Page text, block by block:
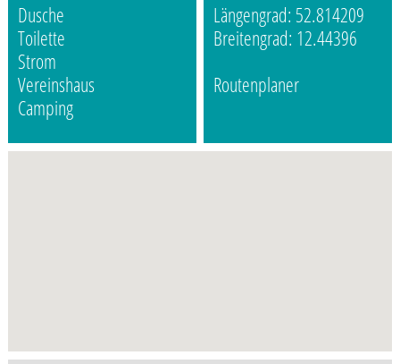
Dusche
Toilette
Strom
Vereinshaus
Camping
Längengrad: 52.814209
Breitengrad: 12.44396
Routenplaner